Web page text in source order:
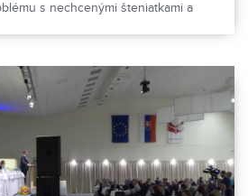
s nechcenými šteniatkami a